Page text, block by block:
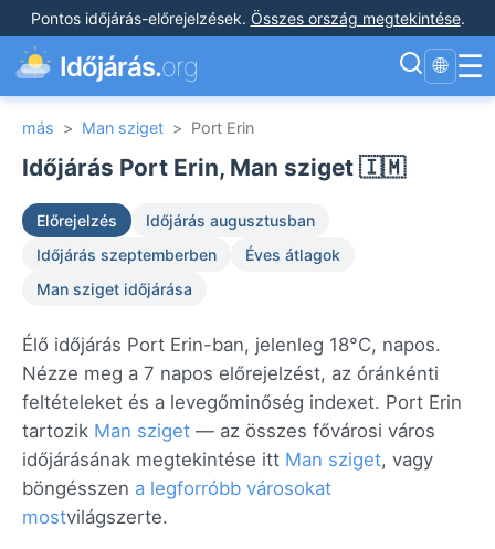
Pontos időjárás-előrejelzések. Összes ország megtekintése.
Időjárás.org 🌐 ☰
más > Man sziget > Port Erin
Időjárás Port Erin, Man sziget 🇮🇲
Előrejelzés
Időjárás augusztusban
Időjárás szeptemberben
Éves átlagok
Man sziget időjárása
Élő időjárás Port Erin-ban, jelenleg 18°C, napos.
Nézze meg a 7 napos előrejelzést, az óránkénti
feltételeket és a levegőminőség indexet. Port Erin
tartozik Man sziget — az összes fővárosi város
időjárásának megtekintése itt Man sziget, vagy
böngésszen a legforróbb városokat
mostvilágszerte.